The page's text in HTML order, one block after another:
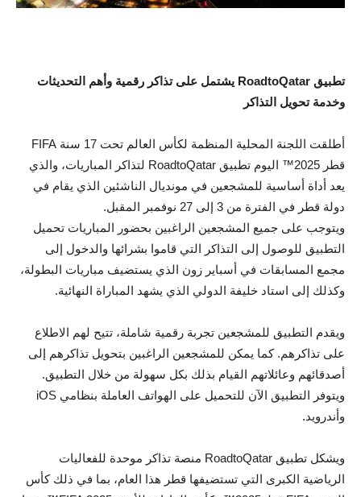
تطبيق RoadtoQatar يشتمل على تذاكر رقمية وأهم التحديثات
وخدمة تحويل التذاكر
أطلقت اللجنة المحلية المنظمة لكأس العالم تحت 17 سنة FIFA
قطر 2025™ اليوم تطبيق RoadtoQatar لتذاكر المباريات، والذي
يعد أداة أساسية للمشجعين في مونديال الناشئين الذي يقام في
دولة قطر في الفترة من 3 إلى 27 نوفمبر المقبل.
ويتوجب على جميع المشجعين الراغبين بحضور المباريات تحميل
التطبيق للوصول إلى التذاكر التي قاموا بشرائها والدخول إلى
مجمع المسابقات في أسباير زون الذي يستضيف مباريات البطولة،
وكذلك إلى استاد خليفة الدولي الذي يشهد المباراة النهائية.
ويقدم التطبيق للمشجعين تجربة رقمية شاملة، تتيح لهم الاطلاع
على تذاكرهم. كما يمكن للمشجعين الراغبين بتحويل تذاكرهم إلى
أصدقائهم وعائلاتهم القيام بذلك بكل سهولة من خلال التطبيق.
ويتوفر التطبيق الآن للتحميل على الهواتف العاملة بنظامي iOS
وأندرويد.
ويشكل تطبيق RoadtoQatar منصة تذاكر موحدة للفعاليات
الرياضية الكبرى التي تستضيفها قطر هذا العام، بما في ذلك كأس